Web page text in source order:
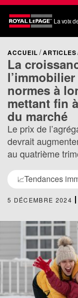
La voix
ACCUEIL ARTICLES
La
normes à
mettant fin
du marché
Le prix de
devrait
au quatrième
📈Tendances
5 DÉCEMBRE 2024